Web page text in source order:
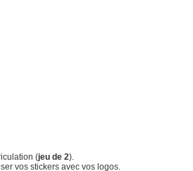
(jeu de 2).
vos stickers avec vos logos.